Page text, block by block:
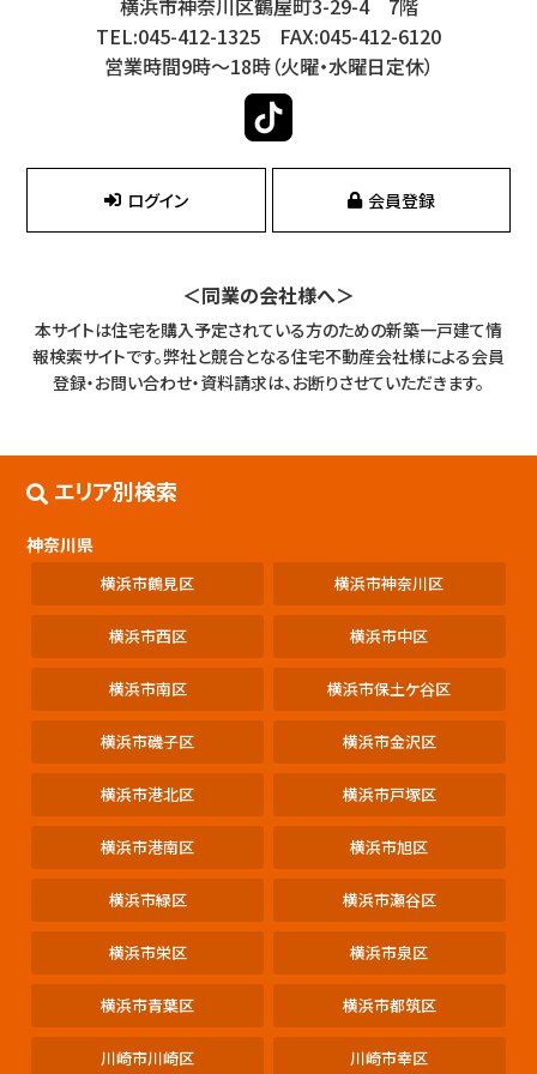
TEL:045-412-1325 FAX:045-412-6120
営業時間9時～18時（火曜・水曜日定休）
ログイン 会員登録
＜同業の会社様へ＞
本サイトは住宅を購入予定されている方のための新築一戸建て情
報検索サイトです。弊社と競合となる住宅不動産会社様による会員
登録・お問い合わせ・資料請求は、お断りさせていただきます。
エリア別検索
神奈川県
横浜市鶴見区 横浜市神奈川区
横浜市西区 横浜市中区
横浜市南区 横浜市保土ケ谷区
横浜市磯子区 横浜市金沢区
横浜市港北区 横浜市戸塚区
横浜市港南区 横浜市旭区
横浜市緑区 横浜市瀬谷区
横浜市栄区 横浜市泉区
横浜市青葉区 横浜市都筑区
川崎市川崎区 川崎市幸区